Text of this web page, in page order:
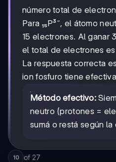
número total de
Para ₁₅P³⁻, el átomo
15 electrones. Al ganar
el total de electrones es
La respuesta correcta
ion fosfuro tiene
Método efectivo:
neutro (protones =
sumá o restá según la
10 of 27